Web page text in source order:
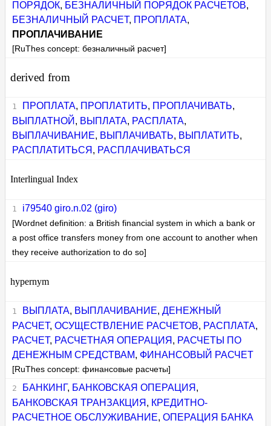
ПОРЯДОК, БЕЗНАЛИЧНЫЙ ПОРЯДОК РАСЧЕТОВ,
БЕЗНАЛИЧНЫЙ РАСЧЕТ, ПРОПЛАТА,
ПРОПЛАЧИВАНИЕ
[RuThes concept: безналичный расчет]
derived from
ПРОПЛАТА, ПРОПЛАТИТЬ, ПРОПЛАЧИВАТЬ,
ВЫПЛАТНОЙ , ВЫПЛАТА, РАСПЛАТА,
ВЫПЛАЧИВАНИЕ, ВЫПЛАЧИВАТЬ, ВЫПЛАТИТЬ,
РАСПЛАТИТЬСЯ , РАСПЛАЧИВАТЬСЯ
Interlingual Index
i79540 giro.n.02 (giro)
[Wordnet definition: a British financial system in which a bank or
a post office transfers money from one account to another when
they receive authorization to do so]
hypernym
ВЫПЛАТА, ВЫПЛАЧИВАНИЕ, ДЕНЕЖНЫЙ
РАСЧЕТ,ОСУЩЕСТВЛЕНИЕ РАСЧЕТОВ, РАСПЛАТА,
РАСЧЕТ, РАСЧЕТНАЯ ОПЕРАЦИЯ , РАСЧЕТЫ ПО
ДЕНЕЖНЫМ СРЕДСТВАМ, ФИНАНСОВЫЙ РАСЧЕТ
[RuThes concept: финансовые расчеты]
БАНКИНГ, БАНКОВСКАЯ ОПЕРАЦИЯ ,
БАНКОВСКАЯ ТРАНЗАКЦИЯ , КРЕДИТНО-
РАСЧЕТНОЕ ОБСЛУЖИВАНИЕ,ОПЕРАЦИЯ БАНКА